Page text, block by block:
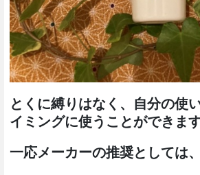
とくに縛りはなく、自分の使
イミングに使うことができま
一応メーカーの推奨としては、